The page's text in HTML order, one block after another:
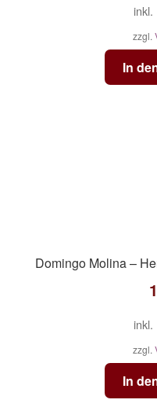
inkl.
zzgl.
In
Domingo Molina –
inkl.
zzgl.
In